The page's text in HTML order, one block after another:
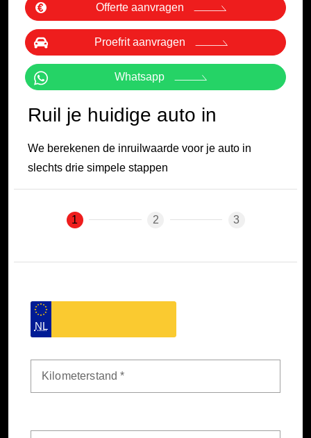
Offerte aanvragen
Proefrit aanvragen
Whatsapp